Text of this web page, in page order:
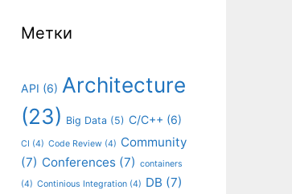
Метки
API (6) Architecture
(23) Big Data (5) C/C++ (6)
CI (4) Code Review (4) Community
(7) Conferences (7) containers
(4) Continious Integration (4) DB (7)